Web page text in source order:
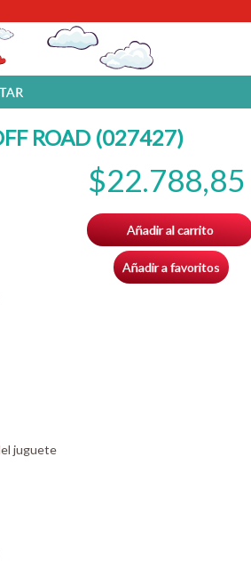
ROAD (027427)
$22.788,85
Añadir al carrito
Añadir a favoritos
juguete